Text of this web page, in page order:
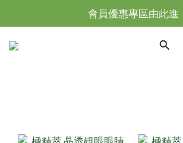
台灣滿NT$全館滿1200免運｜海外
會員優惠專區由此進
台灣滿NT$全館滿1200免運｜海外